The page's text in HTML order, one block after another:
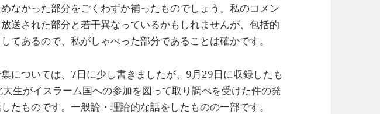
なかった部分をごくわずか補ったものでしょう。私のコメン
放送された部分と若干異なっているかもしれませんが、包括的
てあるので、私がしゃべった部分であることは確かです。
については、7日に少し書きましたが、9月29日に収録したも
生がイスラーム国への参加を図って取り調べを受けた件の発
たものです。一般論・理論的な話をしたものの一部です。